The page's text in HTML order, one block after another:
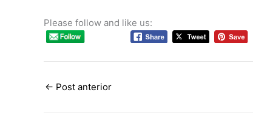
Please follow and like us:
← Post anterior